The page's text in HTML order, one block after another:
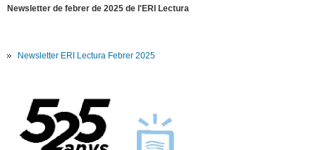
Newsletter de febrer de 2025 de l'ERI Lectura
Newsletter ERI Lectura Febrer 2025